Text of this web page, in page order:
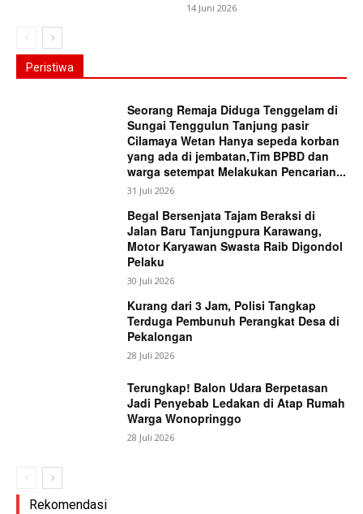
14 Juni 2026
Peristiwa
Seorang Remaja Diduga Tenggelam di
Sungai Tenggulun Tanjung pasir
Cilamaya Wetan Hanya sepeda korban
yang ada di jembatan,Tim BPBD dan
warga setempat Melakukan Pencarian...
31 Juli 2026
Begal Bersenjata Tajam Beraksi di
Jalan Baru Tanjungpura Karawang,
Motor Karyawan Swasta Raib Digondol
Pelaku
30 Juli 2026
Kurang dari 3 Jam, Polisi Tangkap
Terduga Pembunuh Perangkat Desa di
Pekalongan
28 Juli 2026
Terungkap! Balon Udara Berpetasan
Jadi Penyebab Ledakan di Atap Rumah
Warga Wonopringgo
28 Juli 2026
Rekomendasi